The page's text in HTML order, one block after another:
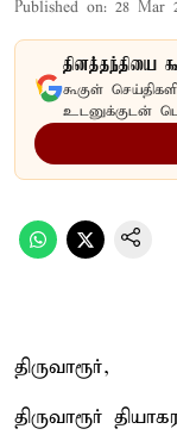
Published on: 28 Mar
தினத்தந்தியை
கூகுள்
உடனுக்குடன்
திருவாரூர்,
திருவாரூர்